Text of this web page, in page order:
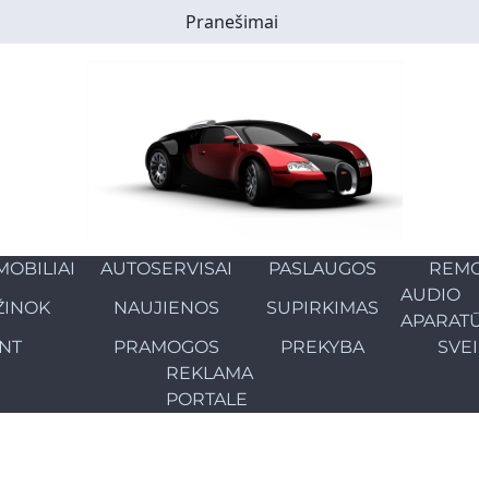
Pranešimai
AUTOSERVISAI PASLAUGOS
NAUJIENOS SUPIRKIMAS
AUDIO
NT PRAMOGOS PREKYBA
REKLAMA
PORTALE